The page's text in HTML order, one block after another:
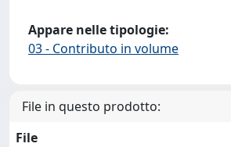
Appare nelle tipologie:
03 - Contributo in volume
File in questo prodotto:
File